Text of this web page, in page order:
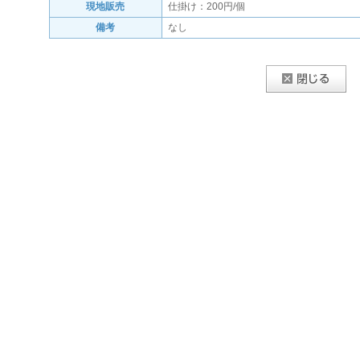
現地販売
仕掛け：200円/個
備考
なし